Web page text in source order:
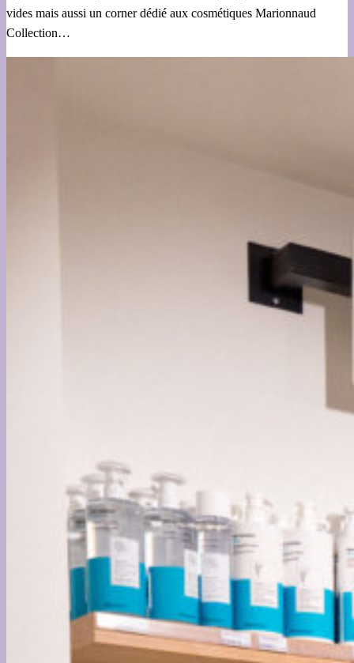
vides mais aussi un corner dédié aux cosmétiques Marionnaud
Collection…